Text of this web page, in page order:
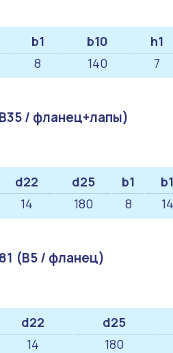
b1 b10 h1
8 140 7
/ фланец+лапы)
d22 d25 b1
14 180 8
(B5 / фланец)
d22 d25
14 180